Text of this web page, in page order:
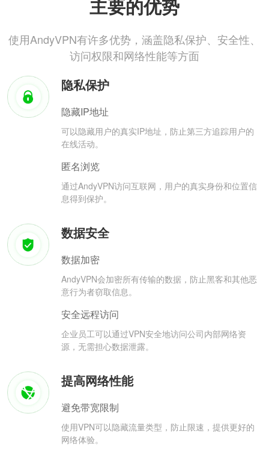
主要的优势
使用AndyVPN有许多优势，涵盖隐私保护、安全性、
访问权限和网络性能等方面
隐私保护
隐藏IP地址
可以隐藏用户的真实IP地址，防止第三方追踪用户的
在线活动。
匿名浏览
通过AndyVPN访问互联网，用户的真实身份和位置信
息得到保护。
数据安全
数据加密
AndyVPN会加密所有传输的数据，防止黑客和其他恶
意行为者窃取信息。
安全远程访问
企业员工可以通过VPN安全地访问公司内部网络资
源，无需担心数据泄露。
提高网络性能
避免带宽限制
使用VPN可以隐藏流量类型，防止限速，提供更好的
网络体验。